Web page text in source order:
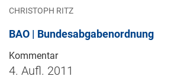
CHRISTOPH RITZ
BAO | Bundesabgabenordnung
Kommentar
4. Aufl. 2011